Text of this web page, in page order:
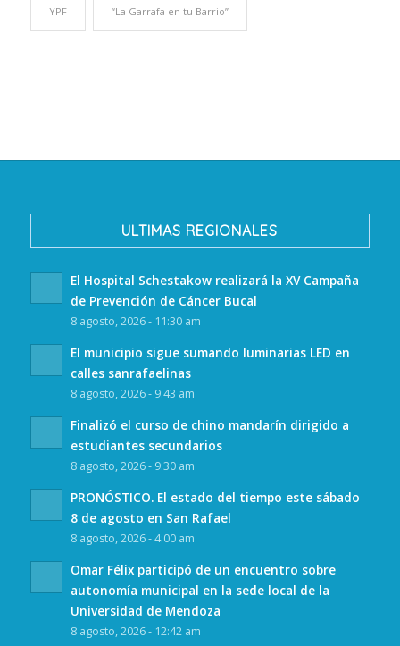
YPF “La Garrafa en tu Barrio”
ULTIMAS REGIONALES
El Hospital Schestakow realizará la XV Campaña
de Prevención de Cáncer Bucal
8 agosto, 2026 - 11:30 am
El municipio sigue sumando luminarias LED en
calles sanrafaelinas
8 agosto, 2026 - 9:43 am
Finalizó el curso de chino mandarín dirigido a
estudiantes secundarios
8 agosto, 2026 - 9:30 am
PRONÓSTICO. El estado del tiempo este sábado
8 de agosto en San Rafael
8 agosto, 2026 - 4:00 am
Omar Félix participó de un encuentro sobre
autonomía municipal en la sede local de la
Universidad de Mendoza
8 agosto, 2026 - 12:42 am